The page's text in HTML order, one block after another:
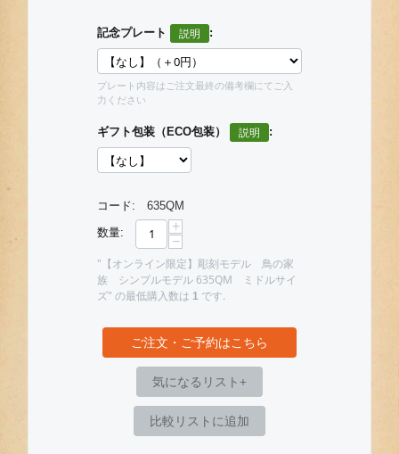
記念プレート :
プレート内容はご注文最終の備考欄にてご入
力ください
ギフト包装（ECO包装） :
コード:
635QM
数量:
+
−
"【オンライン限定】彫刻モデル 鳥の家
族 シンプルモデル 635QM ミドルサイ
ズ" の最低購入数は 1 です.
ご注文・ご予約はこちら
気になるリスト+
比較リストに追加